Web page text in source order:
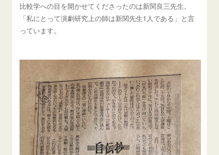
比較学への目を開かせてくださったのは新関良三先生。
「私にとって演劇研究上の師は新関先生1人である」と言
っています。